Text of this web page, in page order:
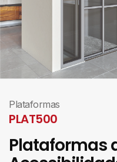
Plataformas
PLAT500
Plataformas